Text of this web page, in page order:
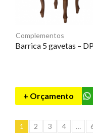
Complementos
Barrica 5 gavetas – DP
+ Orçamento
1 2 3 4 …